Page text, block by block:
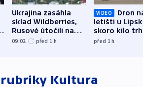
Ukrajina zasáhla
sklad Wildberries,
Rusové útočili na
trh, hasiče či
09:02 před 1 h
VIDEO
Dron
letišti u
skoro kilo
indicie
před 1h
Kultura